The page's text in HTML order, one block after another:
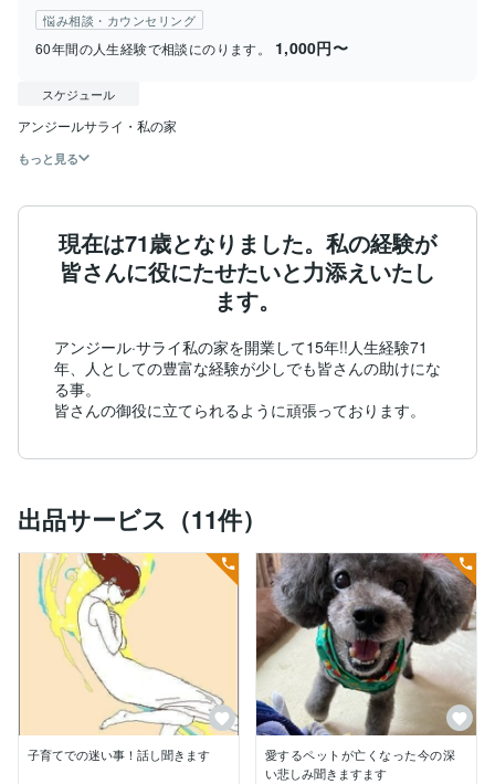
悩み相談・カウンセリング
60年間の人生経験で相談にのります。 1,000円〜
スケジュール
アンジールサライ・私の家
もっと見る
現在は71歳となりました。私の経験が
皆さんに役にたせたいと力添えいたし
ます。
アンジール·サライ私の家を開業して15年!!人生経験71
年、人としての豊富な経験が少しでも皆さんの助けにな
る事。
皆さんの御役に立てられるように頑張っております。
出品サービス（11件）
子育てでの迷い事！話し聞きます
愛するペットが亡くなった今の深
い悲しみ聞きますます